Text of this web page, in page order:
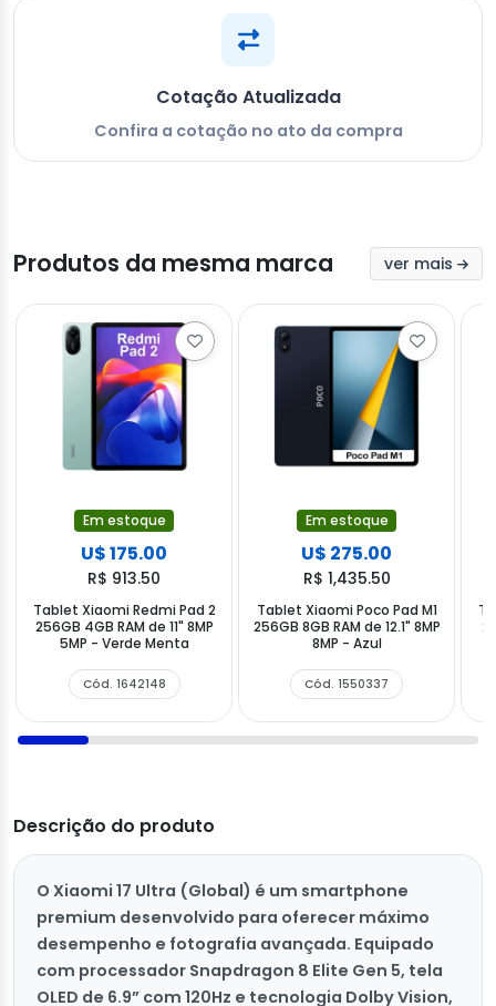
Cotação Atualizada
Confira a cotação no ato da compra
Produtos da mesma marca ver mais
Em estoque
U$ 175.00
R$ 913.50
Tablet Xiaomi Redmi Pad 2
256GB 4GB RAM de 11" 8MP
5MP - Verde Menta
Cód. 1642148
Em estoque
U$ 275.00
R$ 1,435.50
Tablet Xiaomi Poco Pad M1
256GB 8GB RAM de 12.1" 8MP
8MP - Azul
Cód. 1550337
Descrição do produto
O Xiaomi 17 Ultra (Global) é um smartphone
premium desenvolvido para oferecer máximo
desempenho e fotografia avançada. Equipado
com processador Snapdragon 8 Elite Gen 5, tela
OLED de 6.9” com 120Hz e tecnologia Dolby Vision,